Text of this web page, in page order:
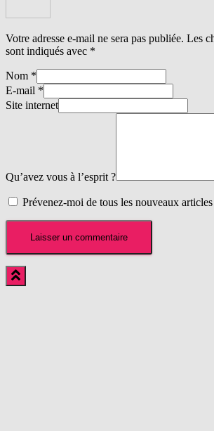
Votre adresse e-mail ne sera pas publiée. Les
sont indiqués avec *
Nom *
E-mail *
Site internet
Qu’avez vous à l’esprit ?
Prévenez-moi de tous les nouveaux